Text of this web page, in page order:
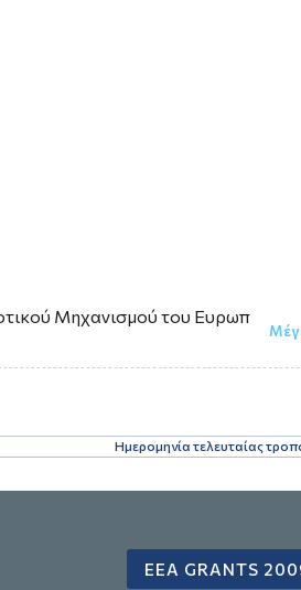
Μηχανισμού του Ευρωπ
Ημερομηνία τελευταίας
EEA GRANTS